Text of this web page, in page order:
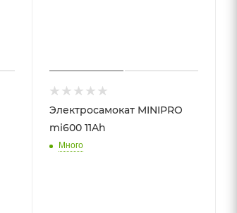
Электросамокат MINIPRO
mi600 11Ah
Много